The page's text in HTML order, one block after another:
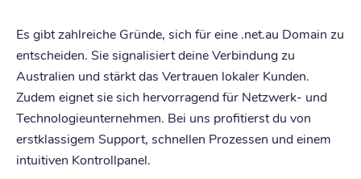
Es gibt zahlreiche Gründe, sich für eine .net.au Domain zu
entscheiden. Sie signalisiert deine Verbindung zu
Australien und stärkt das Vertrauen lokaler Kunden.
Zudem eignet sie sich hervorragend für Netzwerk- und
Technologieunternehmen. Bei uns profitierst du von
erstklassigem Support, schnellen Prozessen und einem
intuitiven Kontrollpanel.